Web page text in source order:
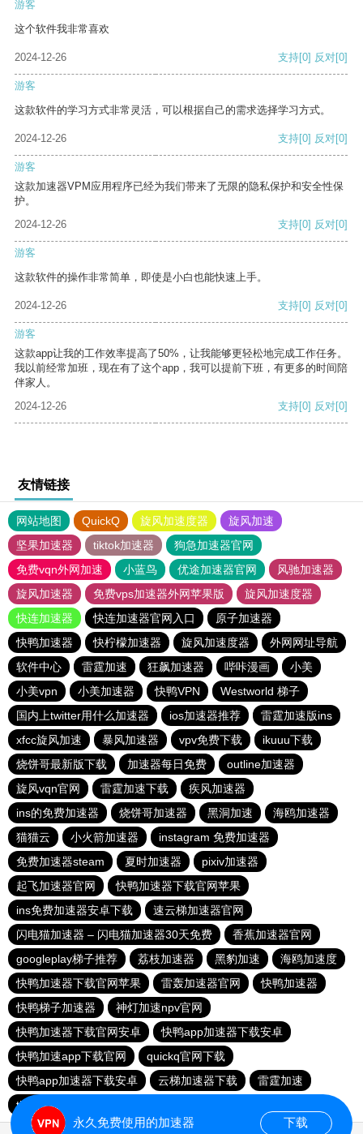
游客
这个软件我非常喜欢
2024-12-26 支持[0] 反对[0]
游客
这款软件的学习方式非常灵活，可以根据自己的需求选择学习方式。
2024-12-26 支持[0] 反对[0]
游客
这款加速器VPM应用程序已经为我们带来了无限的隐私保护和安全性保
护。
2024-12-26
支持[0] 反对[0]
游客
这款软件的操作非常简单，即使是小白也能快速上手。
2024-12-26 支持[0] 反对[0]
游客
这款app让我的工作效率提高了50%，让我能够更轻松地完成工作任务。
我以前经常加班，现在有了这个app，我可以提前下班，有更多的时间陪
伴家人。
2024-12-26
支持[0] 反对[0]
友情链接
网站地图 QuickQ 旋风加速度器
旋风加速
坚果加速器
tiktok加速器
狗急加速器官网
免费vqn外网加速
小蓝鸟 优途加速器官网
风驰加速器
旋风加速器
免费vps加速器外网苹果版
旋风加速度器
快连加速器
快连加速器官网入口
原子加速器
快鸭加速器
快柠檬加速器 旋风加速度器
外网网址导航
软件中心
雷霆加速 狂飙加速器 哔咔漫画
小美
小美vpn
小美加速器 快鸭VPN
Westworld 梯子
国内上twitter用什么加速器
ios加速器推荐
雷霆加速版ins
xfcc旋风加速
暴风加速器 vpv免费下载
ikuuu下载
烧饼哥最新版下载
加速器每日免费
outline加速器
旋风vqn官网
雷霆加速下载
疾风加速器
ins的免费加速器
烧饼哥加速器 黑洞加速
海鸥加速器
猫猫云
小火箭加速器
instagram 免费加速器
免费加速器steam
夏时加速器
pixiv加速器
起飞加速器官网
快鸭加速器下载官网苹果
ins免费加速器安卓下载
速云梯加速器官网
闪电猫加速器 – 闪电猫加速器30天免费
香蕉加速器官网
googleplay梯子推荐
荔枝加速器 黑豹加速
海鸥加速度
快鸭加速器下载官网苹果
雷轰加速器官网
快鸭加速器
快鸭梯子加速器
神灯加速npv官网
快鸭加速器下载官网安卓
快鸭app加速器下载安卓
快鸭加速app下载官网
quickq官网下载
快鸭app加速器下载安卓
云梯加速器下载
雷霆加速
tiktok加速器梯子
永久免费使用的加速器 下载